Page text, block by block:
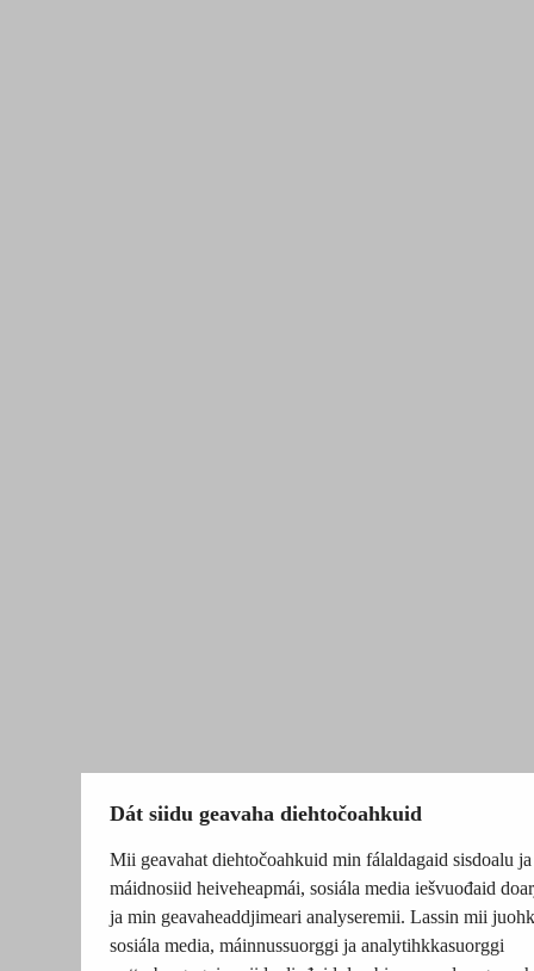
Dát siidu geavaha diehtočoahkuid
Mii geavahat diehtočoahkuid min fálaldagaid sisdoalu ja
máidnosiid heiveheapmái, sosiála media iešvuođaid
ja min geavaheaddjimeari analyseremii. Lassin mii
sosiála media, máinnussuorggi ja analytihkkasuorggi